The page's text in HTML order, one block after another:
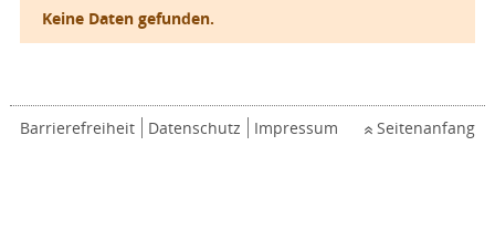
Keine Daten gefunden.
Barrierefreiheit Datenschutz Impressum Seitenanfang